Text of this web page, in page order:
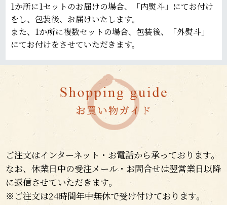
1か所に1セットのお届けの場合、「内熨斗」にてお付け
をし、包装後、お届けいたします。
また、1か所に複数セットの場合、包装後、「外熨斗」
にてお付けをさせていただきます。
ご注文はインターネット・お電話から承っております。
なお、休業日中の受注メール・お問合せは翌営業日以降
に返信させていただきます。
※ご注文は24時間年中無休で受け付けております。